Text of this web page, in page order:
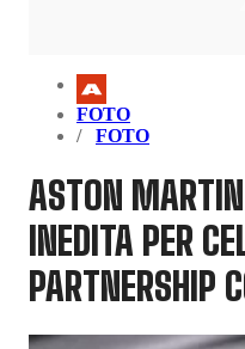
FOTO
FOTO
ASTON
INEDITA PER
PARTNERSHIP